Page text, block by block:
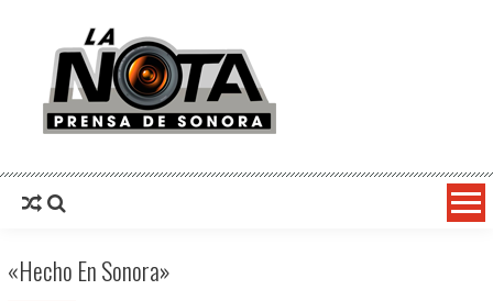
La Nota Prensa De Sonora
«Hecho En Sonora»